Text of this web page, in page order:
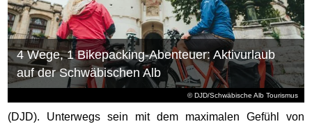
© DJD/Schwäbische Alb Tourismus
4 Wege, 1 Bikepacking-Abenteuer: Aktivurlaub
auf der Schwäbischen Alb
(DJD). Unterwegs sein mit dem maximalen Gefühl von